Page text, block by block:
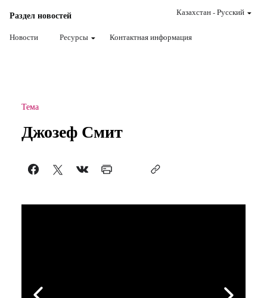
Раздел новостей
Новости Ресурсы Контактная информация
Казахстан-Pусский
Тема
Джозеф Смит